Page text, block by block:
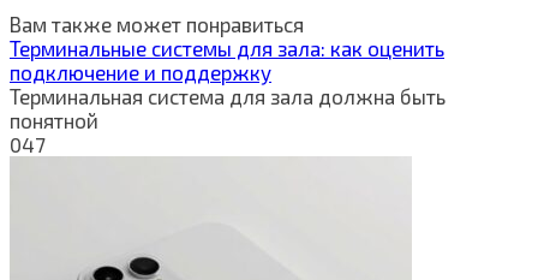
Вам также может понравиться
Терминальные системы для зала: как оценить
подключение и поддержку
Терминальная система для зала должна быть
понятной
047